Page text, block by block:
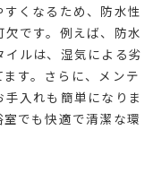
くなるため、防水性
です。例えば、防水
ルは、湿気による劣
す。さらに、メンテ
入れも簡単になりま
でも快適で清潔な環